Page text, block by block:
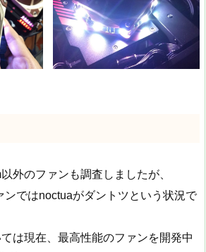
外のファンも調査しましたが、
ンではnoctuaがダントツという状況で
は現在、最高性能のファンを開発中